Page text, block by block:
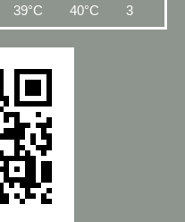
39°C 40°C 39°C